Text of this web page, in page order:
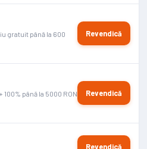
gratuit până la 600
Revendică
100% până la 5000 RON
Revendică
Revendică